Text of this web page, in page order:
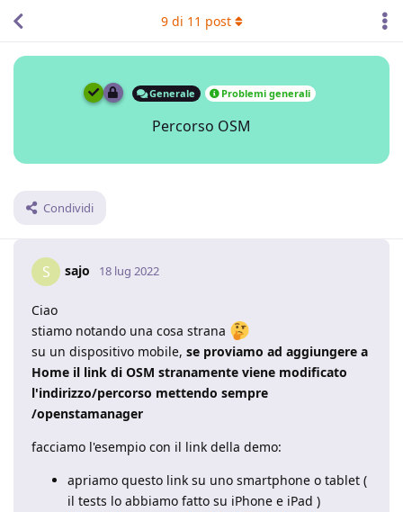
Generale Problemi generali
Percorso OSM
Condividi
9di 11 post
S sajo 18 lug 2022
Ciao
stiamo notando una cosa strana
su un dispositivo mobile, se proviamo ad aggiungere a
Home il link di OSM stranamente viene modificato
l'indirizzo/percorso mettendo sempre
/openstamanager
facciamo l'esempio con il link della demo:
apriamo questo link su uno smartphone o tablet (
il tests lo abbiamo fatto su iPhone e iPad )